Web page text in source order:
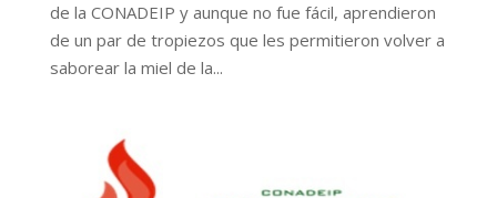
de la CONADEIP y aunque no fue fácil, aprendieron
de un par de tropiezos que les permitieron volver a
saborear la miel de la...